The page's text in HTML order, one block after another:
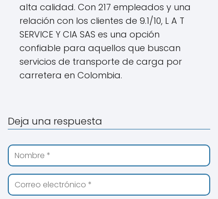
alta calidad. Con 217 empleados y una
relación con los clientes de 9.1/10, L A T
SERVICE Y CIA SAS es una opción
confiable para aquellos que buscan
servicios de transporte de carga por
carretera en Colombia.
Deja una respuesta